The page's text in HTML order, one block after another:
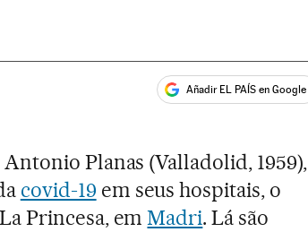
Añadir EL PAÍS en Google
Planas (Valladolid, 1959),
covid-19 em seus hospitais, o
Princesa, emMadri. Lá são